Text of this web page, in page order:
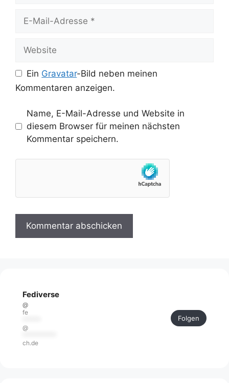
Mail-
Ein Gravatar-Bild neben meinen
Kommentaren anzeigen.
Name, E-Mail-Adresse und Website in
diesem Browser für meinen nächsten
Kommentar speichern.
Fediverse
@
fe
@
ch.de
Folgen